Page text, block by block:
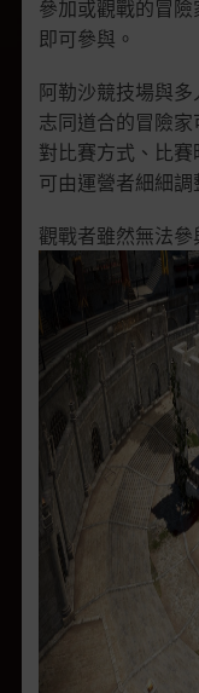
參加或觀戰的冒
即可參與。
阿勒沙競技場與
志同道合的冒險
對比賽方式、比
可由運營者細細調
觀戰者雖然無法